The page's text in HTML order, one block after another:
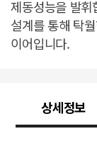
제동성능을 발
설계를 통해 탁
이어입니다.
상세정보